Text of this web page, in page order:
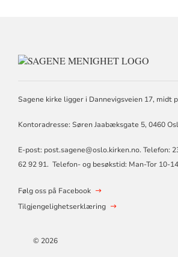
Sagene kirke ligger i Dannevigsveien 17, midt
Kontoradresse: Søren Jaabæksgate 5, 0460
E-post: post.sagene@oslo.kirken.no. Telefon:
62 92 91. Telefon- og besøkstid: Man-Tor 10-14
Følg oss på Facebook
Tilgjengelighetserklæring
© 2026